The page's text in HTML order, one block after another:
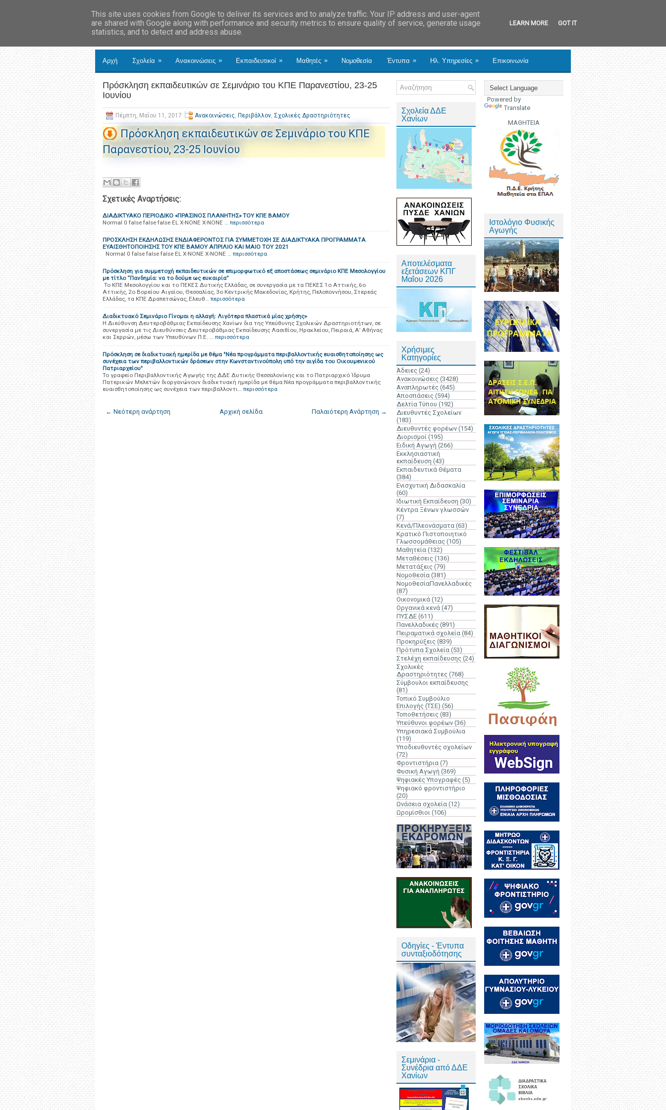
Αρχή Σχολεία » Ανακοινώσεις » Εκπαιδευτικοί » Μαθητές » Νομοθεσία Έντυπα » Ηλ. Υπηρεσίες » Επικοινωνία
Πρόσκληση εκπαιδευτικών σε Σεμινάριο του ΚΠΕ Παρανεστίου, 23-25
Ιουνίου
Πέμπτη, Μαΐου 11, 2017 Ανακοινώσεις, Περιβάλλον, Σχολικές Δραστηριότητες
Πρόσκληση εκπαιδευτικών σε Σεμινάριο του ΚΠΕ
Παρανεστίου, 23-25 Ιουνίου
Σχετικές Αναρτήσεις:
ΔΙΑΔΙΚΤΥΑΚΟ ΠΕΡΙΟΔΙΚΟ «ΠΡΑΣΙΝΟΣ ΠΛΑΝΗΤΗΣ» ΤΟΥ ΚΠΕ ΒΑΜΟΥ
Normal 0 false false false EL X-NONE X-NONE … περισσότερα
ΠΡΟΣΚΛΗΣΗ ΕΚΔΗΛΩΣΗΣ ΕΝΔΙΑΦΕΡΟΝΤΟΣ ΓΙΑ ΣΥΜΜΕΤΟΧΗ ΣΕ ΔΙΑΔΙΚΤΥΑΚΑ ΠΡΟΓΡΑΜΜΑΤΑ
ΕΥΑΙΣΘΗΤΟΠΟΙΗΣΗΣ ΤΟΥ ΚΠΕ ΒΑΜΟΥ ΑΠΡΙΛΙΟ ΚΑΙ ΜΑΙΟ ΤΟΥ 2021
Normal 0 false false false EL X-NONE X-NONE … περισσότερα
Πρόσκληση για συμμετοχή εκπαιδευτικών σε επιμορφωτικό εξ αποστάσεως σεμινάριο ΚΠΕ Μεσολογγίου
με τίτλο “Πανδημία: να το δούμε ως ευκαιρία”
Το ΚΠΕ Μεσολογγίου και το ΠΕΚΕΣ Δυτικής Ελλάδας, σε συνεργασία με τα ΠΕΚΕΣ 1ο Αττικής, 6ο
Αττικής, 2ο Βορείου Αιγαίου, Θεσσαλίας, 3ο Κεντρικής Μακεδονίας, Κρήτης, Πελοποννήσου, Στερεάς
Ελλάδας, τα ΚΠΕ Δραπετσώνας, Ελευθ… περισσότερα
Διαδικτυακό Σεμινάριο Γίνομαι η αλλαγή: Λιγότερα πλαστικά μίας χρήσης»
Η Διεύθυνση Δευτεροβάθμιας Εκπαίδευσης Χανίων δια της Υπεύθυνης Σχολικών Δραστηριοτήτων, σε
συνεργασία με τις Διευθύνσεις Δευτεροβάθμιας Εκπαίδευσης Λασιθίου, Ηρακλείου, Πειραιά, Α’ Αθήνας
και Σερρών, μέσω των Υπευθύνων Π.Ε. … περισσότερα
Πρόσκληση σε διαδικτυακή ημερίδα με θέμα "Νέα προγράμματα περιβαλλοντικής ευαισθητοποίησης ως
συνέχεια των περιβαλλοντικών δράσεων στην Κωνσταντινούπολη υπό την αιγίδα του Οικουμενικού
Πατριαρχείου"
Το γραφείο Περιβαλλοντικής Αγωγής της ΔΔΕ Δυτικής Θεσσαλονίκης και το Πατριαρχικό Ίδρυμα
Πατερικών Μελετών διοργανώνουν διαδικτυακή ημερίδα με θέμα:Νέα προγράμματα περιβαλλοντικής
ευαισθητοποίησης ως συνέχεια των περιβαλλοντι… περισσότερα
← Νεότερη ανάρτηση Παλαιότερη Ανάρτηση →
Αρχική σελίδα
Σχολεία ΔΔΕ
Χανίων
Αποτελέσματα
εξετάσεων ΚΠΓ
Μαΐου 2026
Χρήσιμες
Κατηγορίες
Άδειες (24)
Ανακοινώσεις (3428)
Αναπληρωτές (645)
Αποσπάσεις (594)
Δελτία Τύπου (192)
Διευθυντές Σχολείων
(183)
Διευθυντές φορέων (154)
Διορισμοί (195)
Ειδική Αγωγή (266)
Εκκλησιαστική
εκπαίδευση (43)
Εκπαιδευτικά Θέματα
(384)
Ενισχυτική Διδασκαλία
(60)
Ιδιωτική Εκπαίδευση (30)
Κέντρα Ξένων γλωσσών
(7)
Κενά/Πλεονάσματα (63)
Κρατικό Πιστοποιητικό
Γλωσσομάθειας (105)
Μαθητεία (132)
Μεταθέσεις (136)
Μετατάξεις (79)
Νομοθεσία (381)
ΝομοθεσίαΠανελλαδικές
(87)
Οικονομικά (12)
Οργανικά κενά (47)
ΠΥΣΔΕ (611)
Πανελλαδικές (891)
Πειραματικά σχολεία (84)
Προκηρύξεις (839)
Πρότυπα Σχολεία (53)
Στελέχη εκπαίδευσης (24)
Σχολικές
Δραστηριότητες (768)
Σύμβουλοι εκπαίδευσης
(81)
Τοπικό Συμβούλιο
Επιλογής (ΤΣΕ) (56)
Τοποθετήσεις (83)
Υπεύθυνοι φορέων (36)
Υπηρεσιακά Συμβούλια
(119)
Υποδιευθυντές σχολείων
(72)
Φροντιστήρια (7)
Φυσική Αγωγή (369)
Ψηφιακές Υπογραφές (5)
Ψηφιακό φροντιστήριο
(20)
Ωνάσεια σχολεία (12)
Ωρομίσθιοι (106)
Οδηγίες - Έντυπα
συνταξιοδότησης
Σεμινάρια -
Συνέδρια από ΔΔΕ
Χανίων
Powered by
Translate
ΜΑΘΗΤΕΙΑ
Ιστολόγιο Φυσικής
Αγωγής
This site uses cookies from Google to deliver its services and to analyze traffic. Your IP address and user-agent
are shared with Google along with performance and security metrics to ensure quality of service, generate usage
statistics, and to detect and address abuse.
LEARN MORE GOT IT